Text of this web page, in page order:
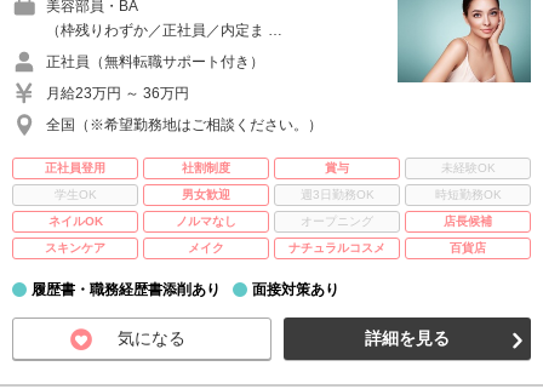
美容部員・BA
（枠残りわずか／正社員／内定ま …
正社員（無料転職サポート付き）
月給23万円 ～ 36万円
全国（※希望勤務地はご相談ください。）
正社員登用 社割制度 賞与
未経験OK
学生OK
男女歓迎 週3日勤務OK
時短勤務OK
ネイルOK
ノルマなし オープニング
店長候補
スキンケア
メイク ナチュラルコスメ 百貨店
履歴書・職務経歴書添削あり 面接対策あり
気になる 詳細を見る